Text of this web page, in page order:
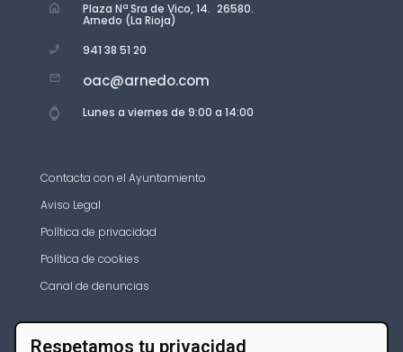
Plaza Nª Sra de Vico, 14. 26580.
Arnedo (La Rioja)
941 38 51 20
oac@arnedo.com
Lunes a viernes de 9:00 a 14:00
Contacta con el Ayuntamiento
Aviso Legal
Política de privacidad
Política de cookies
Canal de denuncias
Respetamos tu privacidad